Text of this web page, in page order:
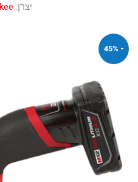
יצרן:
- 45%